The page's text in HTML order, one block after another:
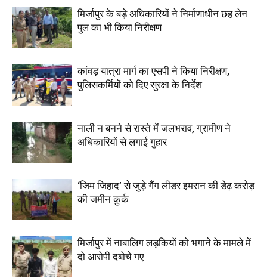
मिर्जापुर के बड़े अधिकारियों ने निर्माणाधीन छह लेन
पुल का भी किया निरीक्षण
कांवड़ यात्रा मार्ग का एसपी ने किया निरीक्षण,
पुलिसकर्मियों को दिए सुरक्षा के निर्देश
नाली न बनने से रास्ते में जलभराव, ग्रामीण ने
अधिकारियों से लगाई गुहार
‘जिम जिहाद’ से जुड़े गैंग लीडर इमरान की डेढ़ करोड़
की जमीन कुर्क
मिर्जापुर में नाबालिग लड़कियों को भगाने के मामले में
दो आरोपी दबोचे गए